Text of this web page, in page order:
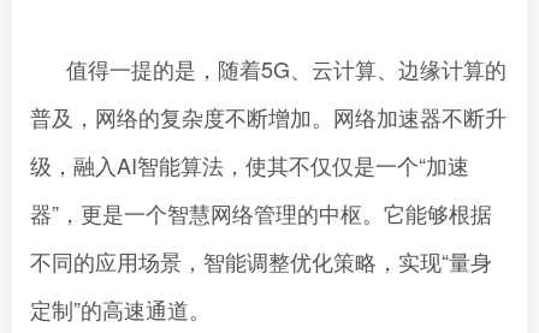
值得一提的是，随着5G、云计算、边缘计算的
普及，网络的复杂度不断增加。网络加速器不断升
级，融入AI智能算法，使其不仅仅是一个“加速
器”，更是一个智慧网络管理的中枢。它能够根据
不同的应用场景，智能调整优化策略，实现“量身
定制”的高速通道。